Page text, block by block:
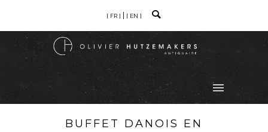
[ FR ] [ EN ]
BUFFET DANOIS EN